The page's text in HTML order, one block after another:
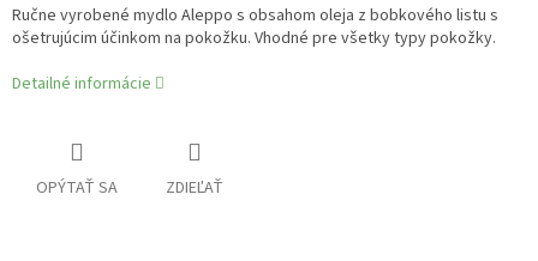
Ručne vyrobené mydlo Aleppo s obsahom oleja z bobkového listu s
ošetrujúcim účinkom na pokožku. Vhodné pre všetky typy pokožky.
Detailné informácie
OPÝTAŤ SA ZDIEĽAŤ